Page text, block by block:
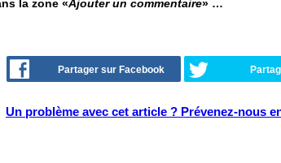
la zone «Ajouter un commentaire» …
Partager sur Facebook
Un problème avec cet article ? Prévenez-nous